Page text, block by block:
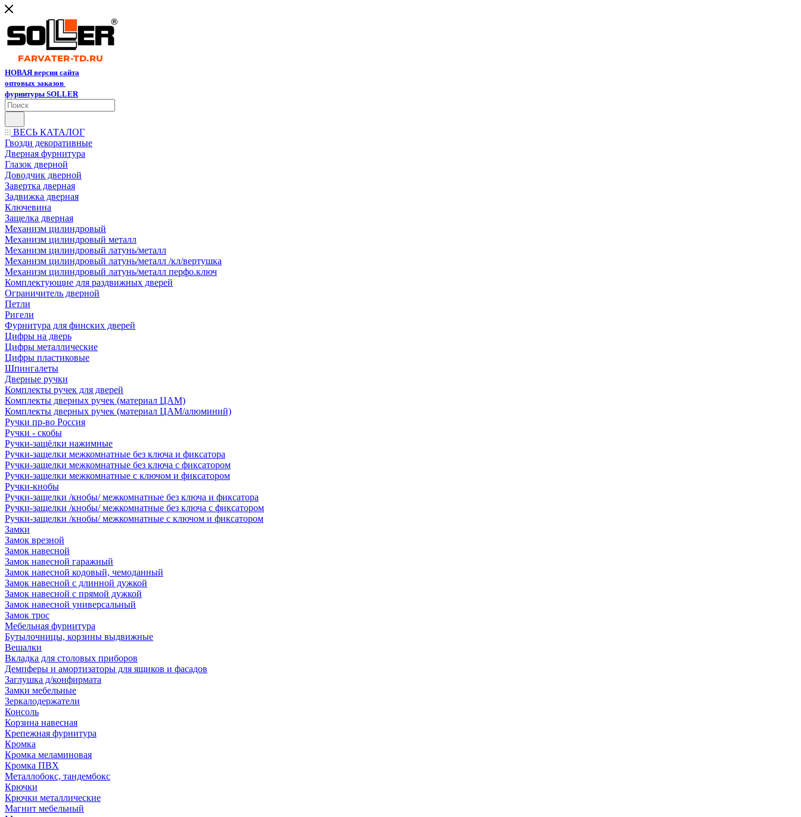
НОВАЯ версия сайта
оптовых заказов
фурнитуры SOLLER
ВЕСЬ КАТАЛОГ
Гвозди декоративные
Дверная фурнитура
Глазок дверной
Доводчик дверной
Завертка дверная
Задвижка дверная
Ключевина
Защелка дверная
Механизм цилиндровый
Механизм цилиндровый металл
Механизм цилиндровый латунь/металл
Механизм цилиндровый латунь/металл /кл/вертушка
Механизм цилиндровый латунь/металл перфо.ключ
Комплектующие для раздвижных дверей
Ограничитель дверной
Петли
Ригели
Фурнитура для финских дверей
Цифры на дверь
Цифры металлические
Цифры пластиковые
Шпингалеты
Дверные ручки
Комплекты ручек для дверей
Комплекты дверных ручек (материал ЦАМ)
Комплекты дверных ручек (материал ЦАМ/алюминий)
Ручки пр-во Россия
Ручки - скобы
Ручки-защёлки нажимные
Ручки-защелки межкомнатные без ключа и фиксатора
Ручки-защелки межкомнатные без ключа с фиксатором
Ручки-защелки межкомнатные с ключом и фиксатором
Ручки-кнобы
Ручки-защелки /кнобы/ межкомнатные без ключа и фиксатора
Ручки-защелки /кнобы/ межкомнатные без ключа с фиксатором
Ручки-защелки /кнобы/ межкомнатные с ключом и фиксатором
Замки
Замок врезной
Замок навесной
Замок навесной гаражный
Замок навесной кодовый, чемоданный
Замок навесной с длинной дужкой
Замок навесной с прямой дужкой
Замок навесной универсальный
Замок трос
Мебельная фурнитура
Бутылочницы, корзины выдвижные
Вешалки
Вкладка для столовых приборов
Демпферы и амортизаторы для ящиков и фасадов
Заглушка д/конфирмата
Замки мебельные
Зеркалодержатели
Консоль
Корзина навесная
Крепежная фурнитура
Кромка
Кромка меламиновая
Кромка ПВХ
Металлобокс, тандембокс
Крючки
Крючки металлические
Магнит мебельный